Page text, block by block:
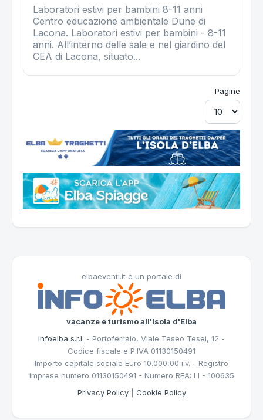
Laboratori estivi per bambini 8-11 anni
Centro educazione ambientale Dune di
Lacona. Laboratori estivi per bambini - 8-11
anni. All’interno delle sale e nel giardino del
CEA di Lacona, situato...
Pagine
elbaeventi.it è un portale di
vacanze e turismo all'Isola d'Elba
Infoelba s.r.l. - Portoferraio, Viale Teseo Tesei, 12 -
Codice fiscale e P.IVA 01130150491
Importo capitale sociale Euro 10.000,00 i.v. - Registro
imprese numero 01130150491 - Numero REA: LI - 100635
Privacy Policy| Cookie Policy